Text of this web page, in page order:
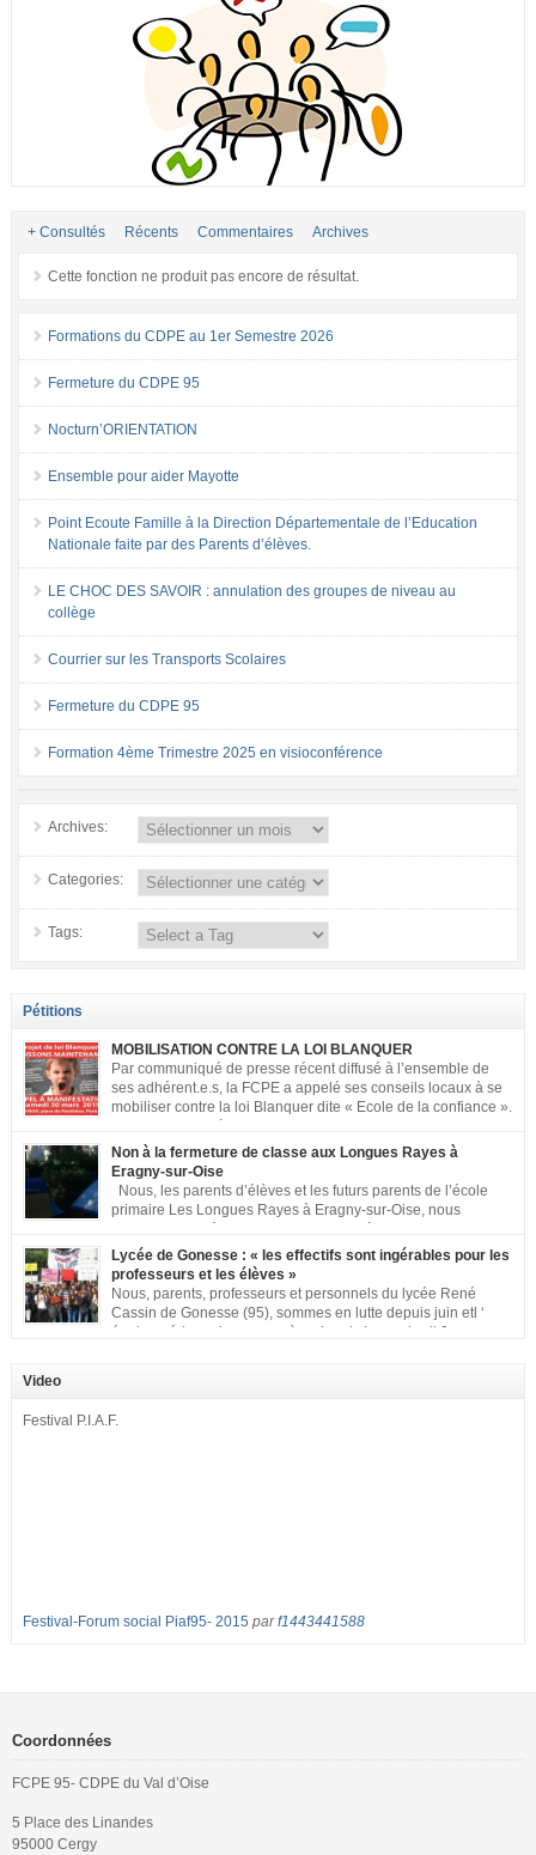
+ Consultés Récents Commentaires Archives
Cette fonction ne produit pas encore de résultat.
Formations du CDPE au 1er Semestre 2026
Fermeture du CDPE 95
Nocturn’ORIENTATION
Ensemble pour aider Mayotte
Point Ecoute Famille à la Direction Départementale de l’Education
Nationale faite par des Parents d’élèves.
LE CHOC DES SAVOIR : annulation des groupes de niveau au
collège
Courrier sur les Transports Scolaires
Fermeture du CDPE 95
Formation 4ème Trimestre 2025 en visioconférence
Archives:
Categories:
Tags:
Pétitions
MOBILISATION CONTRE LA LOI BLANQUER
Par communiqué de presse récent diffusé à l’ensemble de
ses adhérent.e.s, la FCPE a appelé ses conseils locaux à se
mobiliser contre la loi Blanquer dite « Ecole de la confiance ».
met à votre disposition ce kit de mobilisation comprenant : 1 affiche
appelant […]
Non à la fermeture de classe aux Longues Rayes à
Eragny-sur-Oise
Nous, les parents d’élèves et les futurs parents de l’école
primaire Les Longues Rayes à Eragny-sur-Oise, nous
classe aux Longues Rayes ». Non à la dégradation continue des conditions
d’accueil et d’apprentissage de nos enfants à l’école primaire. Chaque
enfant a droit à […]
Lycée de Gonesse : « les effectifs sont ingérables pour les
professeurs et les élèves »
Nous, parents, professeurs et personnels du lycée René
Cassin de Gonesse (95), sommes en lutte depuis juin etl ‘
équipe pédagogique en grève depuis le vendredi 2
nombreuses classes de première et […]
Video
Festival P.I.A.F.
Festival-Forum social Piaf95- 2015 parf1443441588
Coordonnées
FCPE 95- CDPE du Val d’Oise
5 Place des Linandes
95000 Cergy